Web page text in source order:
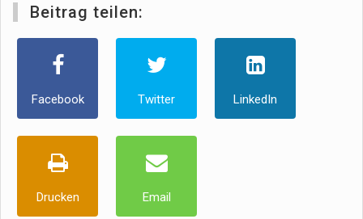
Beitrag teilen:
Facebook Twitter LinkedIn
Drucken Email